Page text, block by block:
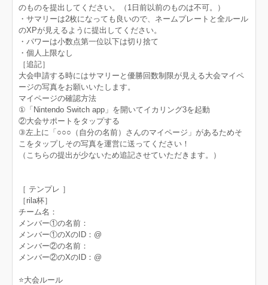
のものを提出してください。（1日前以前のものは不可。）
・サマリーは2枚になっても良いので、ネームプレートと全ルール
のXPが見えるように提出してください。
・パワーは小数点第一位以下は切り捨て
・個人上限なし
［追記］
大会申請する時にはサマリーと優勝回数制限が見える大会マイペ
ージの写真をお願いいたします。
マイページの確認方法
①「Nintendo Switch app」を開いてイカリング3を起動
②大会サポートをタップする
③左上に「○○○（自分の名前）さんのマイページ」があるためそ
こをタップしその写真を運営に送ってください！
（こちらの提出が少ないため追記させていただきます。）
［ テンプレ ］
［rila杯］
チーム名：
メンバー①の名前：
メンバー①のXのID：@
メンバー②の名前：
メンバー②のXのID：@
⭐️大会ルール